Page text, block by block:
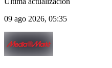
09 ago 2026, 05:35